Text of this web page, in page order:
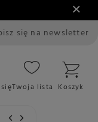
się na newsletter
Twoja lista Koszyk